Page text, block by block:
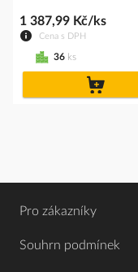
Cena s DPH
1 387,99 Kč/ks
36 ks
Pro zákazníky
Souhrn podmínek